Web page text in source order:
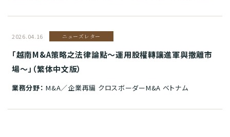
2026.04.16 ニューズレター
「越南M&A策略之法律論點～運用股權轉讓進軍與撤離市
場～」（繁体中文版）
業務分野： M&A／企業再編 クロスボーダーM&A ベトナム